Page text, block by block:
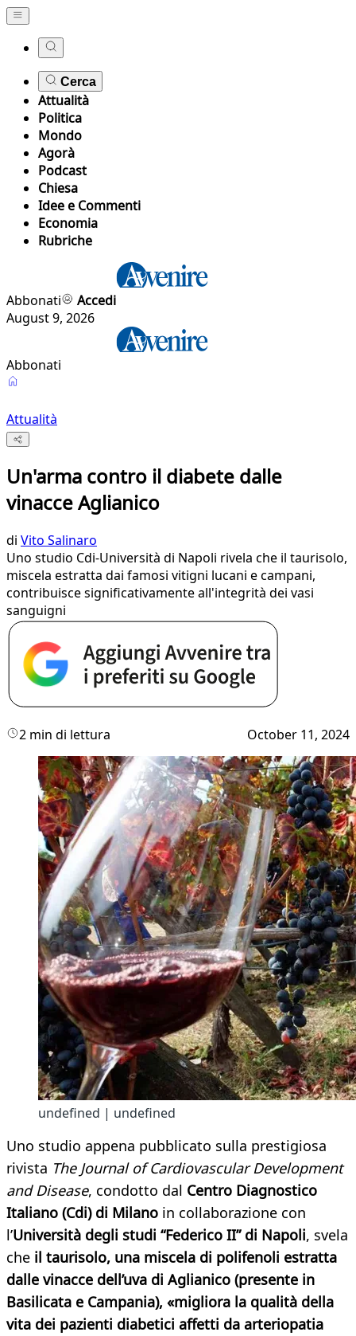
Cerca
Attualità
Politica
Mondo
Agorà
Podcast
Chiesa
Idee e Commenti
Economia
Rubriche
Abbonati
Accedi
August 9, 2026
Abbonati
Attualità
Un'arma contro il diabete dalle
vinacce Aglianico
di Vito Salinaro
Uno studio Cdi-Università di Napoli rivela che il taurisolo,
miscela estratta dai famosi vitigni lucani e campani,
contribuisce significativamente all'integrità dei vasi
sanguigni
2 min di lettura October 11, 2024
undefined | undefined
Uno studio appena pubblicato sulla prestigiosa
rivista The Journal of Cardiovascular Development
and Disease, condotto dal Centro Diagnostico
Italiano (Cdi) di Milano in collaborazione con
l’Università degli studi “Federico II” di Napoli, svela
che il taurisolo, una miscela di polifenoli estratta
dalle vinacce dell’uva di Aglianico (presente in
Basilicata e Campania), «migliora la qualità della
vita dei pazienti diabetici affetti da arteriopatia